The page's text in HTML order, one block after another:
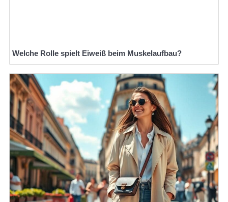
Welche Rolle spielt Eiweiß beim Muskelaufbau?